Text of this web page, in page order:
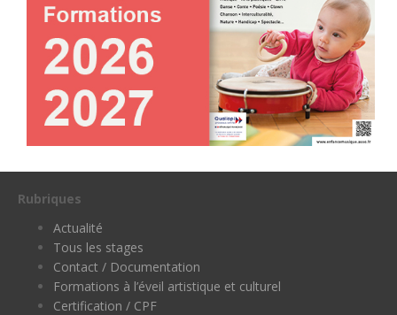
Rubriques
Actualité
Tous les stages
Contact / Documentation
Formations à l’éveil artistique et culturel
Certification / CPF